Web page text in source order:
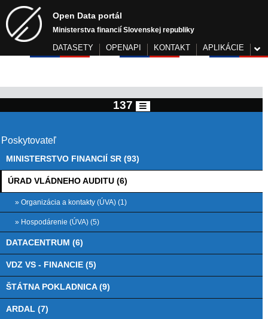
Open Data portál
Ministerstva financií Slovenskej republiky
DATASETY OPENAPI KONTAKT APLIKÁCIE
137
Poskytovateľ
MINISTERSTVO FINANCIÍ SR (93)
ÚRAD VLÁDNEHO AUDITU (6)
» Organizácia a kontakty (ÚVA) (1)
» Hospodárenie (ÚVA) (5)
DATACENTRUM (6)
VDZ VS - FINANCIE (5)
ŠTÁTNA POKLADNICA (9)
ARDAL (7)